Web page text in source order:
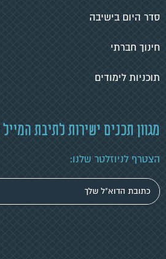
סדר היום בישיבה
חינוך חברתי
תוכניות לימודים
מגוון תכנים ישירות לתיבת
הצטרף לניוזלטר שלנו:
הכניסי
כתובת